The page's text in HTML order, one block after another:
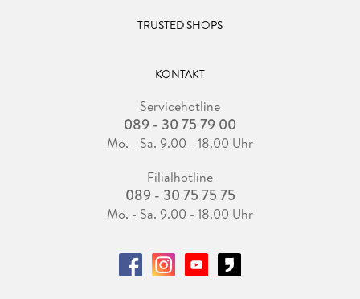
TRUSTED SHOPS
KONTAKT
Servicehotline
089 - 30 75 79 00
Mo. - Sa. 9.00 - 18.00 Uhr
Filialhotline
089 - 30 75 75 75
Mo. - Sa. 9.00 - 18.00 Uhr